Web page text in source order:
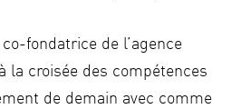
fondatrice de l’agence
la croisée des compétences
de demain avec comme